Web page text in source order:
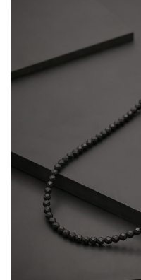
【48cm】フェ
【52cm】フェ